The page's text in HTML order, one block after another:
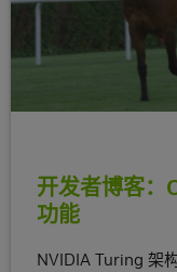
开发者博客
功能
NVIDIA Turing 架